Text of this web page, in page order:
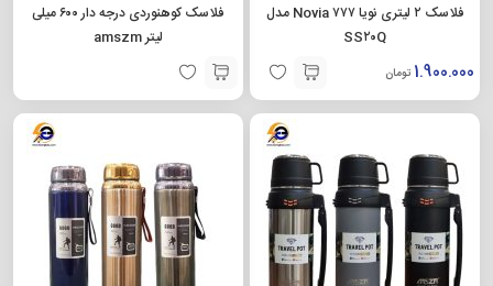
فلاسک ۲ لیتری نویا Novia ۷۷۷ مدل
SS۲۰Q
1.900.000 تومان
فلاسک کوهنوردی درجه دار ۶۰۰ میلی
لیتر amszm